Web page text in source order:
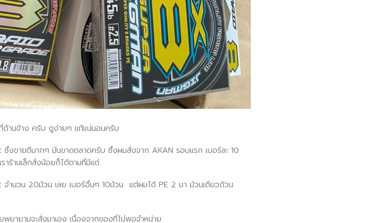
ด้านข้าง ครับ ดูง่ายๆ แท้แน่นอนครับ
งขายดีมากๆ มันขาดตลาดครับ ซึ่งผมสั่งจาก AKAN รอบแรก เบอร์ละ 10
ร้านเล็กสั่งน้อยก็ได้ตามที่มีแต่
ำนวน 20ม้วน เลย เบอร์อื่นๆ 10ม้วน แต่ผมได้ PE 2 มา ม้วนเดียวถ้วน
ยายามจะสั่งมาเอง เนื่องจากของที่ไม่พอจำหน่าย